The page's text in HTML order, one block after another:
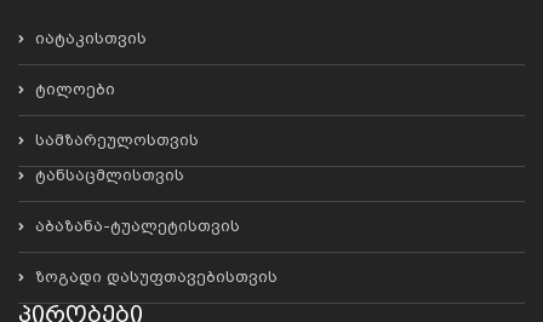
იატაკისთვის
ტილოები
სამზარეულოსთვის
ტანსაცმლისთვის
აბაზანა-ტუალეტისთვის
ზოგადი დასუფთავებისთვის
Პირობები